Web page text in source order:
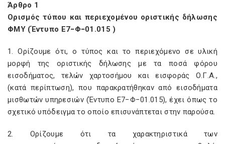
Άρθρο 1
Ορισμός τύπου και περιεχομένου οριστικής δήλωσης
ΦΜΥ (Έντυπο Ε7−Φ−01.015 )
1. Ορίζουμε ότι, ο τύπος και το περιεχόμενο σε υλική
μορφή της οριστικής δήλωσης με τα ποσά φόρου
εισοδήματος, τελών χαρτοσήμου και εισφοράς Ο.Γ.Α.,
(κατά περίπτωση), που παρακρατήθηκαν από εισοδήματα
μισθωτών υπηρεσιών (Έντυπο Ε7−Φ−01.015), έχει όπως το
σχετικό υπόδειγμα το οποίο επισυνάπτεται στην παρούσα.
2. Ορίζουμε ότι τα χαρακτηριστικά των